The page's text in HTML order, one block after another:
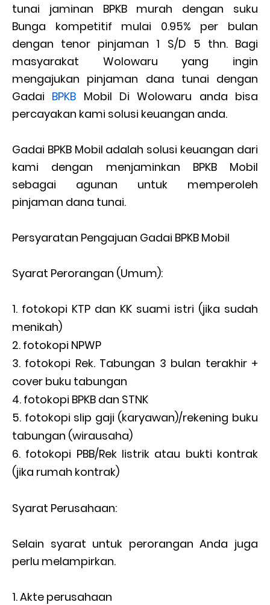
tunai jaminan BPKB murah dengan suku
Bunga kompetitif mulai 0.95% per bulan
dengan tenor pinjaman 1 S/D 5 thn. Bagi
masyarakat Wolowaru yang ingin
mengajukan pinjaman dana tunai dengan
Gadai BPKB Mobil Di Wolowaru anda bisa
percayakan kami solusi keuangan anda.
Gadai BPKB Mobil adalah solusi keuangan dari
kami dengan menjaminkan BPKB Mobil
sebagai agunan untuk memperoleh
pinjaman dana tunai.
Persyaratan Pengajuan Gadai BPKB Mobil
Syarat Perorangan (Umum):
fotokopi KTP dan KK suami istri (jika sudah
menikah)
fotokopi NPWP
fotokopi Rek. Tabungan 3 bulan terakhir +
cover buku tabungan
fotokopi BPKB dan STNK
fotokopi slip gaji (karyawan)/rekening buku
tabungan (wirausaha)
fotokopi PBB/Rek listrik atau bukti kontrak
(jika rumah kontrak)
Syarat Perusahaan:
Selain syarat untuk perorangan Anda juga
perlu melampirkan.
Akte perusahaan